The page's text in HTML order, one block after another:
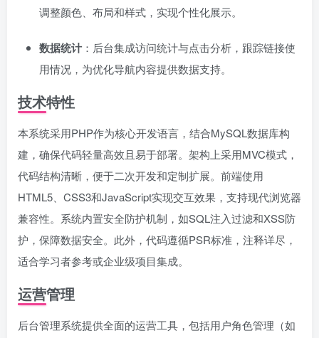
调整颜色、布局和样式，实现个性化展示。
数据统计：后台集成访问统计与点击分析，跟踪链接使
用情况，为优化导航内容提供数据支持。
技术特性
本系统采用PHP作为核心开发语言，结合MySQL数据库构
建，确保代码轻量高效且易于部署。架构上采用MVC模式，
代码结构清晰，便于二次开发和定制扩展。前端使用
HTML5、CSS3和JavaScript实现交互效果，支持现代浏览器
兼容性。系统内置安全防护机制，如SQL注入过滤和XSS防
护，保障数据安全。此外，代码遵循PSR标准，注释详尽，
适合学习者参考或企业级项目集成。
运营管理
后台管理系统提供全面的运营工具，包括用户角色管理（如